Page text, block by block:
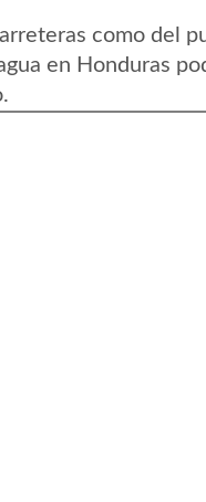
como del
en Honduras